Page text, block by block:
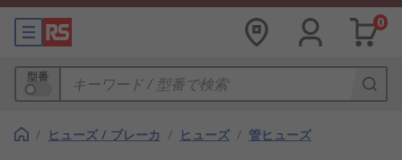
0
型番
/ ヒューズ / ブレーカ / ヒューズ / 管ヒューズ